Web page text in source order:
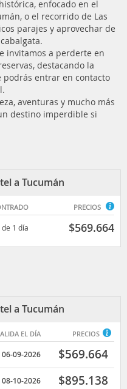
enfocado en el
o el recorrido de Las
parajes y aprovechar de
invitamos a perderte en
destacando la
podrás entrar en contacto
aventuras y mucho más
destino imperdible si
a Tucumán
PRECIOS
1 día $569.664
a Tucumán
EL DÍA PRECIOS
06-09-2026 $569.664
08-10-2026 $895.138